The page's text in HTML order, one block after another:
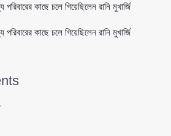
কাছে চলে গিয়েছিলেন রানি মুখার্জি
কাছে চলে গিয়েছিলেন রানি মুখার্জি